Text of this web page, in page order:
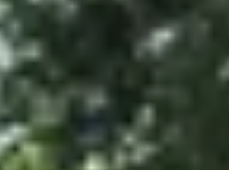
Cantine da visitare e degustazioni vini Giura
Cantine da visitare e degustazioni vini Languedoc
Roussillon
Cantine da visitare e degustazioni vini Poitou
Charentes
Cantine da visitare e degustazioni vini Provenza
Cantine da visitare e degustazioni vini Savoia
Cantine da visitare e degustazioni vini Sud Ouest
Cantine da visitare e degustazioni vini Valle della
Loira